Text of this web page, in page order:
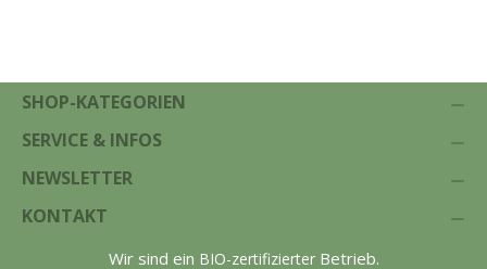
SHOP-KATEGORIEN
SERVICE & INFOS
NEWSLETTER
KONTAKT
Wir sind ein BIO-zertifizierterBetrieb.